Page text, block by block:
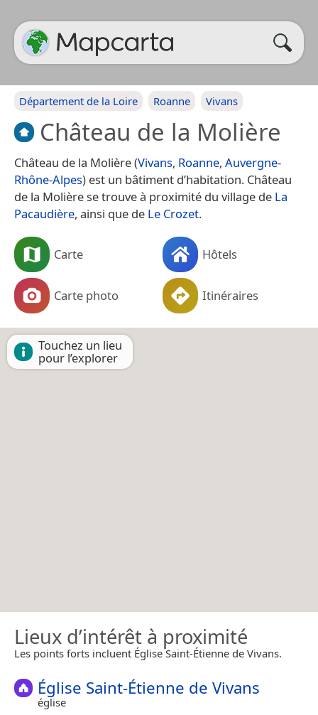
Département de la Loire Roanne Vivans
Château de la Molière
Château de la Molière (Vivans, Roanne, Auvergne-
Rhône-Alpes) est un bâtiment d’habitation. Château
de la Molière se trouve à proximité du village de La
Pacaudière, ainsi que de Le Crozet.
Carte Hôtels
Carte photo Itinéraires
Touchez un lieu
pour l’explorer
Lieux d’intérêt à proximité
Les points forts incluent Église Saint-Étienne de Vivans.
Église Saint-Étienne de Vivans
église